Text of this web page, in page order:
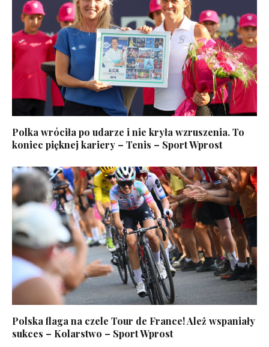
Polka wróciła po udarze i nie kryła wzruszenia. To
koniec pięknej kariery – Tenis – Sport Wprost
Polska flaga na czele Tour de France! Ależ wspaniały
sukces – Kolarstwo – Sport Wprost